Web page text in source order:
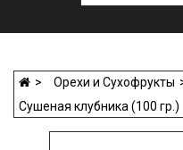
Орехи и Сухофрукты
Сушеная клубника (100 гр.)